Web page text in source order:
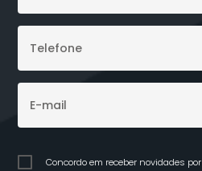
Concordo em receber novidades por